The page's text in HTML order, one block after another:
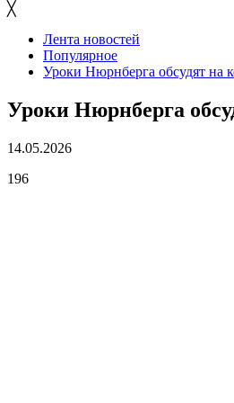
╳
Лента новостей
Популярное
Уроки Нюрнберга обсудят на
Уроки Нюрнберга
14.05.2026
196